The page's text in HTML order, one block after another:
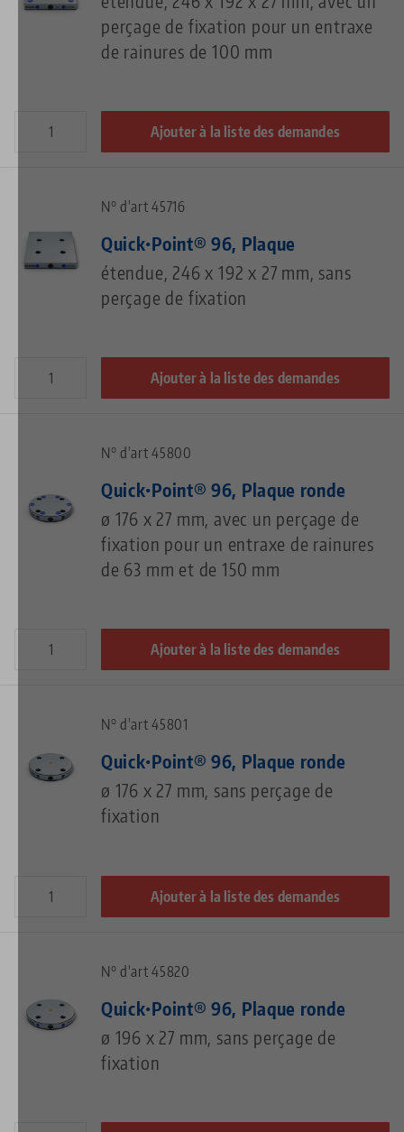
perçage de fixation pour un entraxe
de rainures de 100 mm
Ajouter à la liste des demandes
N° d'art 45716
Quick•Point® 96, Plaque
étendue, 246 x 192 x 27 mm, sans
perçage de fixation
Ajouter à la liste des demandes
N° d'art 45800
Quick•Point® 96, Plaque ronde
ø 176 x 27 mm, avec un perçage de
fixation pour un entraxe de rainures
de 63 mm et de 150 mm
Ajouter à la liste des demandes
N° d'art 45801
Quick•Point® 96, Plaque ronde
ø 176 x 27 mm, sans perçage de
fixation
Ajouter à la liste des demandes
N° d'art 45820
Quick•Point® 96, Plaque ronde
ø 196 x 27 mm, sans perçage de
fixation